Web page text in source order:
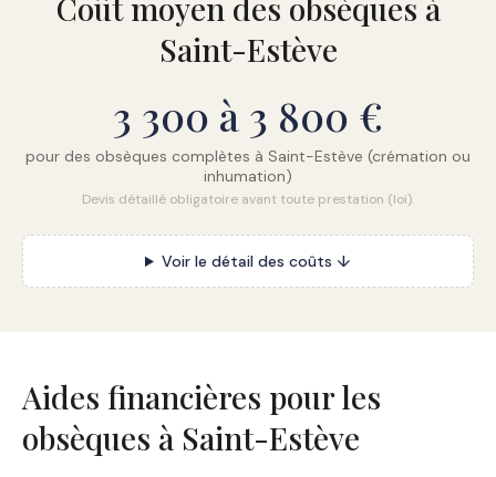
Coût moyen des obsèques à
Saint-Estève
3 300 à 3 800 €
pour des obsèques complètes à Saint-Estève (crémation ou
inhumation)
Devis détaillé obligatoire avant toute prestation (loi).
Voir le détail des coûts ↓
Aides financières pour les
obsèques à Saint-Estève